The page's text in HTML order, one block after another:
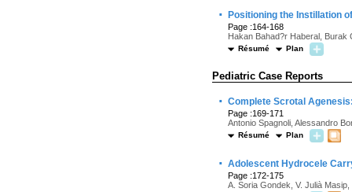
· Positioning the Instillation
Page :164-168
Hakan Bahad?r Haberal, Burak
Résumé Plan
Pediatric Case Reports
· Complete Scrotal
Page :169-171
Antonio Spagnoli, Alessandro
Résumé Plan
· Adolescent Hydrocele
Page :172-175
A. Soria Gondek, V. Julià